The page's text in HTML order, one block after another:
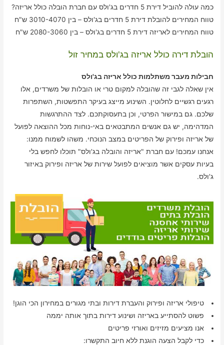
כמה עולה להוביל דירת 5 חדרים בג'ולס עם חברת הובלה כולל אריזה?
טווח המחירים להובלת דירת 5 חדרים בג'ולס – בין 3010-4070 ש"ח
טווח המחירים לאריזה דירת 5 חדרים בג'ולס – בין 2080-3060 ש"ח
הובלת דירה כולל אריזה בג'ולס במחיר זול
חבילות מעבר משתלמות כולל אריזה בג'ולס
אין שאלה לגבי זה שהובלה למקום טרי או הובלות של משרדים, אלו
רגעים רגשיים לחלוטין. השינוע מייצג בעיקר התפשטות, השתפרות
שלכם. גם במישור הפרטי, וכן בתעסוקתכם. לצד ההתרגשות
המדהימה, יש גם אנשים המתבטאים באי-נוחות מכל ההוצאה לפועל
של אריזה ופירוק של הפריטים במצב הנוכחי. משהו לשמוח ממנו:
אנחנו עמכם! עם חברת "אריזה והובלה בג'ולס" תוכלו לחפש בלי
בעיות עסקים אשר מוציאים לפועל שירות של אריזה ופירוק באיזור
ג'ולס.
טיפולי אריזה ופירוק והעברת דירות ובתי מגורים במחירון הכי הוגן!
פשוט להסתייע באריזה ושינוע דירות בתוך אותה יממה
אנו מציעים מזיזים ואורזי פריטים
כדי לקבל הצעה הוגנת ללא חיוב התקשרו: